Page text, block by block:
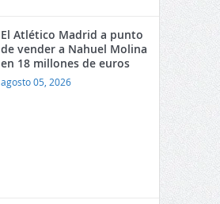
El Atlético Madrid a punto
de vender a Nahuel Molina
en 18 millones de euros
agosto 05, 2026